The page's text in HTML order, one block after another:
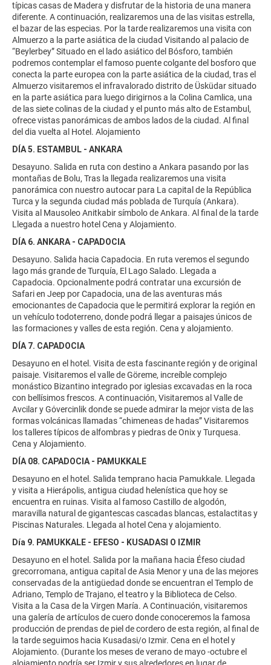
típicas casas de Madera y disfrutar de la historia de una manera
diferente. A continuación, realizaremos una de las visitas estrella,
el bazar de las especias. Por la tarde realizaremos una visita con
Almuerzo a la parte asiática de la ciudad Visitando al palacio de
“Beylerbey” Situado en el lado asiático del Bósforo, también
podremos contemplar el famoso puente colgante del bosforo que
conecta la parte europea con la parte asiática de la ciudad, tras el
Almuerzo visitaremos el infravalorado distrito de Üsküdar situado
en la parte asiática para luego dirigirnos a la Colina Camlica, una
de las siete colinas de la ciudad y el punto más alto de Estambul,
ofrece vistas panorámicas de ambos lados de la ciudad. Al final
del dia vuelta al Hotel. Alojamiento
DÍA 5. ESTAMBUL - ANKARA
Desayuno. Salida en ruta con destino a Ankara pasando por las
montañas de Bolu, Tras la llegada realizaremos una visita
panorámica con nuestro autocar para La capital de la República
Turca y la segunda ciudad más poblada de Turquía (Ankara).
Visita al Mausoleo Anitkabir símbolo de Ankara. Al final de la tarde
Llegada a nuestro hotel Cena y Alojamiento.
DÍA 6. ANKARA - CAPADOCIA
Desayuno. Salida hacia Capadocia. En ruta veremos el segundo
lago más grande de Turquía, El Lago Salado. Llegada a
Capadocia. Opcionalmente podrá contratar una excursión de
Safari en Jeep por Capadocia, una de las aventuras más
emocionantes de Capadocia que le permitirá explorar la región en
un vehículo todoterreno, donde podrá llegar a paisajes únicos de
las formaciones y valles de esta región. Cena y alojamiento.
DÍA 7. CAPADOCIA
Desayuno en el hotel. Visita de esta fascinante región y de original
paisaje. Visitaremos el valle de Göreme, increíble complejo
monástico Bizantino integrado por iglesias excavadas en la roca
con bellísimos frescos. A continuación, Visitaremos al Valle de
Avcilar y Gόvercinlik donde se puede admirar la mejor vista de las
formas volcánicas llamadas “chimeneas de hadas” Visitaremos
los talleres típicos de alfombras y piedras de Onix y Turquesa.
Cena y Alojamiento.
DÍA 08. CAPADOCIA - PAMUKKALE
Desayuno en el hotel. Salida temprano hacia Pamukkale. Llegada
y visita a Hierápolis, antigua ciudad helenística que hoy se
encuentra en ruinas. Visita al famoso Castillo de algodón,
maravilla natural de gigantescas cascadas blancas, estalactitas y
Piscinas Naturales. Llegada al hotel Cena y alojamiento.
Día 9. PAMUKKALE - EFESO - KUSADASI O IZMIR
Desayuno en el hotel. Salida por la mañana hacia Éfeso ciudad
grecorromana, antigua capital de Asia Menor y una de las mejores
conservadas de la antigüedad donde se encuentran el Templo de
Adriano, Templo de Trajano, el teatro y la Biblioteca de Celso.
Visita a la Casa de la Virgen María. A Continuación, visitaremos
una galería de artículos de cuero donde conoceremos la famosa
producción de prendas de piel de cordero de esta región, al final de
la tarde seguimos hacia Kusadasi/o Izmir. Cena en el hotel y
Alojamiento. (Durante los meses de verano de mayo -octubre el